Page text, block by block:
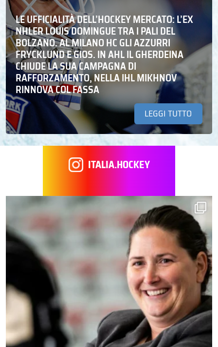
LE UFFICIALITÀ DELL’HOCKEY MERCATO: L’EX
NHLER LOUIS DOMINGUE TRA I PALI DEL
BOLZANO. AL MILANO HC GLI AZZURRI
FRYCKLUND E GIOS. IN AHL IL GHERDEINA
CHIUDE LA SUA CAMPAGNA DI
RAFFORZAMENTO, NELLA IHL MIKHNOV
RINNOVA COL FASSA
LEGGI TUTTO
ITALIA.HOCKEY